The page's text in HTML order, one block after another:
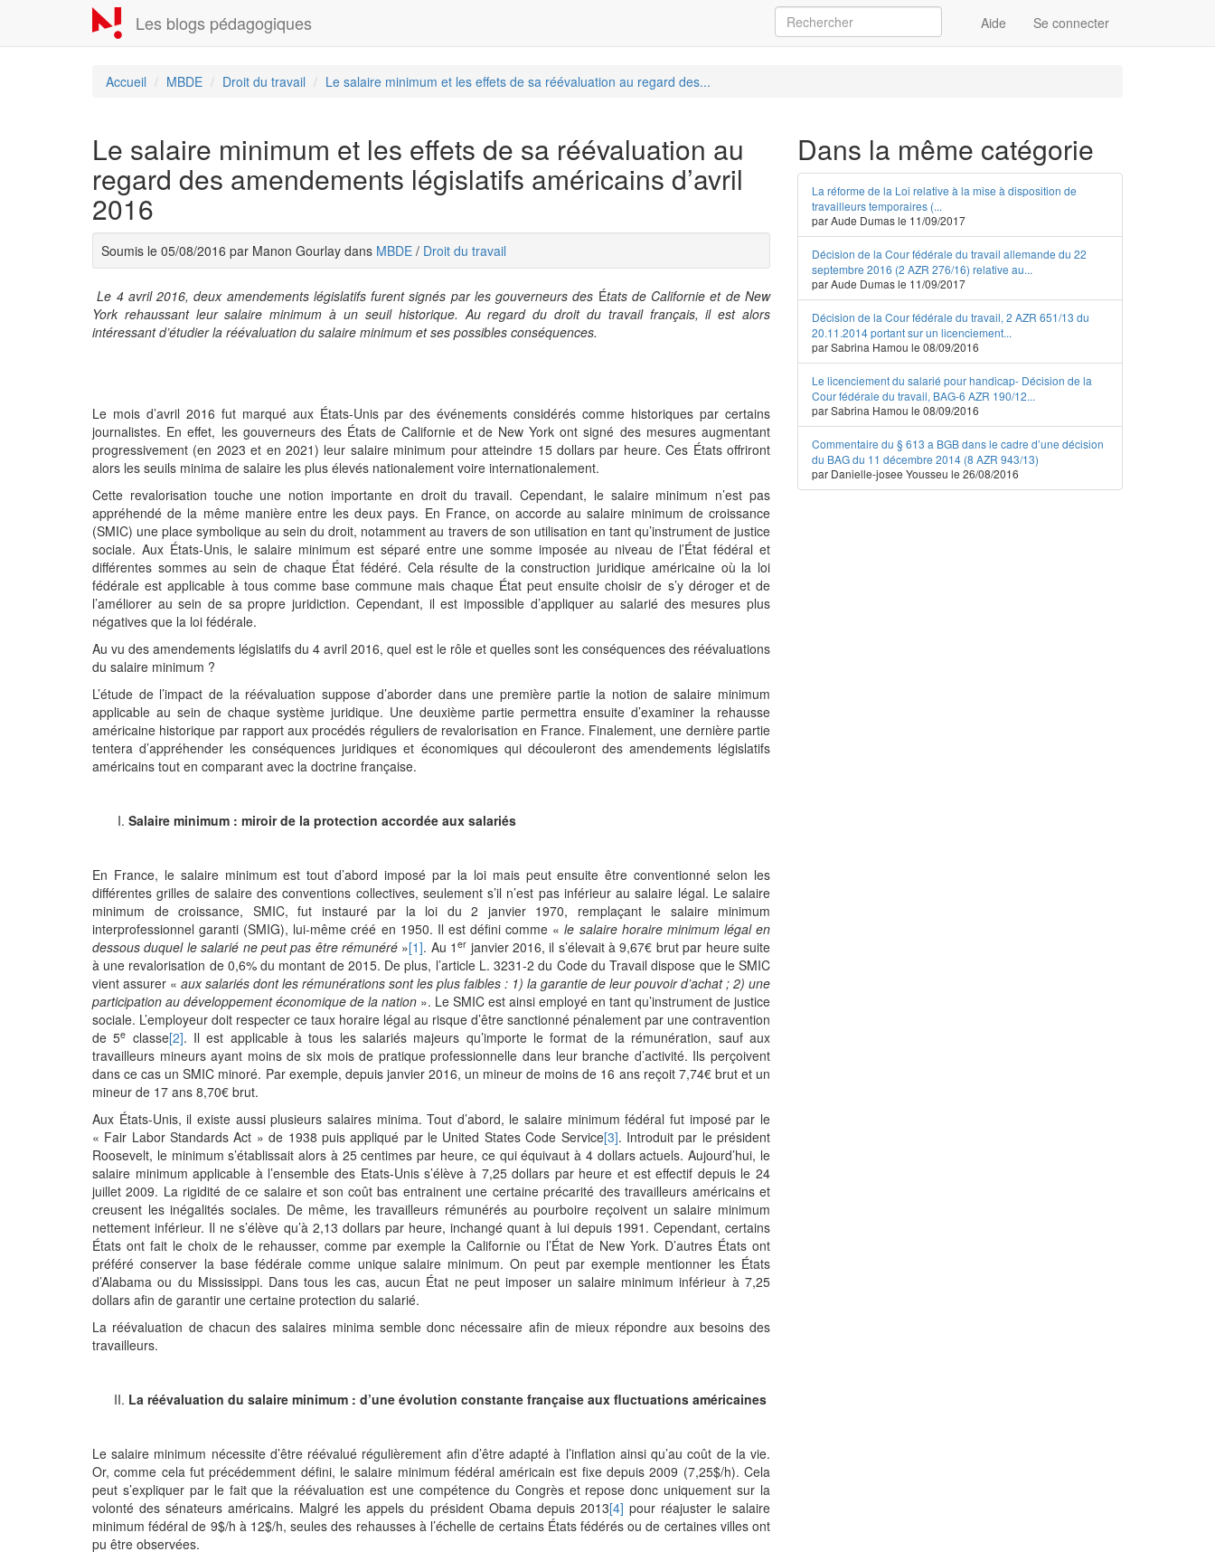
contenu
Les blogs pédagogiques Aide Se connecter
Accueil MBDE Droit du travail Le salaire minimum et les effets de sa réévaluation au regard des...
Le salaire minimum et les effets de sa réévaluation au
regard des amendements législatifs américains d’avril
2016
Soumis le 05/08/2016 par Manon Gourlay dans MBDE / Droit du travail
Le 4 avril 2016, deux amendements législatifs furent signés par les gouverneurs des États de Californie et de New
York rehaussant leur salaire minimum à un seuil historique. Au regard du droit du travail français, il est alors
intéressant d’étudier la réévaluation du salaire minimum et ses possibles conséquences.
Le mois d’avril 2016 fut marqué aux États-Unis par des événements considérés comme historiques par certains
journalistes. En effet, les gouverneurs des États de Californie et de New York ont signé des mesures augmentant
progressivement (en 2023 et en 2021) leur salaire minimum pour atteindre 15 dollars par heure. Ces États offriront
alors les seuils minima de salaire les plus élevés nationalement voire internationalement.
Cette revalorisation touche une notion importante en droit du travail. Cependant, le salaire minimum n’est pas
appréhendé de la même manière entre les deux pays. En France, on accorde au salaire minimum de croissance
(SMIC) une place symbolique au sein du droit, notamment au travers de son utilisation en tant qu’instrument de justice
sociale. Aux États-Unis, le salaire minimum est séparé entre une somme imposée au niveau de l’État fédéral et
différentes sommes au sein de chaque État fédéré. Cela résulte de la construction juridique américaine où la loi
fédérale est applicable à tous comme base commune mais chaque État peut ensuite choisir de s’y déroger et de
l’améliorer au sein de sa propre juridiction. Cependant, il est impossible d’appliquer au salarié des mesures plus
négatives que la loi fédérale.
Au vu des amendements législatifs du 4 avril 2016, quel est le rôle et quelles sont les conséquences des réévaluations
du salaire minimum ?
L’étude de l’impact de la réévaluation suppose d’aborder dans une première partie la notion de salaire minimum
applicable au sein de chaque système juridique. Une deuxième partie permettra ensuite d’examiner la rehausse
américaine historique par rapport aux procédés réguliers de revalorisation en France. Finalement, une dernière partie
tentera d’appréhender les conséquences juridiques et économiques qui découleront des amendements législatifs
américains tout en comparant avec la doctrine française.
Salaire minimum : miroir de la protection accordée aux salariés
En France, le salaire minimum est tout d’abord imposé par la loi mais peut ensuite être conventionné selon les
différentes grilles de salaire des conventions collectives, seulement s’il n’est pas inférieur au salaire légal. Le salaire
minimum de croissance, SMIC, fut instauré par la loi du 2 janvier 1970, remplaçant le salaire minimum
interprofessionnel garanti (SMIG), lui-même créé en 1950. Il est défini comme «le salaire horaire minimum légal en
dessous duquel le salarié ne peut pas être rémunéré »[1]. Au 1er janvier 2016, il s’élevait à 9,67€ brut par heure suite
à une revalorisation de 0,6% du montant de 2015. De plus, l’article L. 3231-2 du Code du Travail dispose que le SMIC
vient assurer « aux salariés dont les rémunérations sont les plus faibles : 1) la garantie de leur pouvoir d’achat ; 2) une
participation au développement économique de la nation ». Le SMIC est ainsi employé en tant qu’instrument de justice
sociale. L’employeur doit respecter ce taux horaire légal au risque d’être sanctionné pénalement par une contravention
de 5e classe[2]. Il est applicable à tous les salariés majeurs qu’importe le format de la rémunération, sauf aux
travailleurs mineurs ayant moins de six mois de pratique professionnelle dans leur branche d’activité. Ils perçoivent
dans ce cas un SMIC minoré. Par exemple, depuis janvier 2016, un mineur de moins de 16 ans reçoit 7,74€ brut et un
mineur de 17 ans 8,70€ brut.
Aux États-Unis, il existe aussi plusieurs salaires minima. Tout d’abord, le salaire minimum fédéral fut imposé par le
« Fair Labor Standards Act » de 1938 puis appliqué par le United States Code Service[3]. Introduit par le président
Roosevelt, le minimum s’établissait alors à 25 centimes par heure, ce qui équivaut à 4 dollars actuels. Aujourd’hui, le
salaire minimum applicable à l’ensemble des Etats-Unis s’élève à 7,25 dollars par heure et est effectif depuis le 24
juillet 2009. La rigidité de ce salaire et son coût bas entrainent une certaine précarité des travailleurs américains et
creusent les inégalités sociales. De même, les travailleurs rémunérés au pourboire reçoivent un salaire minimum
nettement inférieur. Il ne s’élève qu’à 2,13 dollars par heure, inchangé quant à lui depuis 1991. Cependant, certains
États ont fait le choix de le rehausser, comme par exemple la Californie ou l’État de New York. D’autres États ont
préféré conserver la base fédérale comme unique salaire minimum. On peut par exemple mentionner les États
d’Alabama ou du Mississippi. Dans tous les cas, aucun État ne peut imposer un salaire minimum inférieur à 7,25
dollars afin de garantir une certaine protection du salarié.
La réévaluation de chacun des salaires minima semble donc nécessaire afin de mieux répondre aux besoins des
travailleurs.
La réévaluation du salaire minimum : d’une évolution constante française aux fluctuations américaines
Le salaire minimum nécessite d’être réévalué régulièrement afin d’être adapté à l’inflation ainsi qu’au coût de la vie.
Or, comme cela fut précédemment défini, le salaire minimum fédéral américain est fixe depuis 2009 (7,25$/h). Cela
peut s’expliquer par le fait que la réévaluation est une compétence du Congrès et repose donc uniquement sur la
volonté des sénateurs américains. Malgré les appels du président Obama depuis 2013[4] pour réajuster le salaire
minimum fédéral de 9$/h à 12$/h, seules des rehausses à l’échelle de certains États fédérés ou de certaines villes ont
pu être observées.
Dans la même catégorie
La réforme de la Loi relative à la mise à disposition de
travailleurs temporaires (...
par Aude Dumas le 11/09/2017
Décision de la Cour fédérale du travail allemande du 22
septembre 2016 (2 AZR 276/16) relative au...
par Aude Dumas le 11/09/2017
Décision de la Cour fédérale du travail, 2 AZR 651/13 du
20.11.2014 portant sur un licenciement...
par Sabrina Hamou le 08/09/2016
Le licenciement du salarié pour handicap- Décision de la
Cour fédérale du travail, BAG-6 AZR 190/12...
par Sabrina Hamou le 08/09/2016
Commentaire du § 613 a BGB dans le cadre d’une décision
du BAG du 11 décembre 2014 (8 AZR 943/13)
par Danielle-josee Yousseu le 26/08/2016